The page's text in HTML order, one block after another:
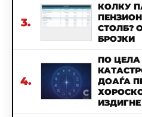
3.
КОЛКУ
СТОЛБ?
БРОЈКИ
4.
ПО
ДОАЃА